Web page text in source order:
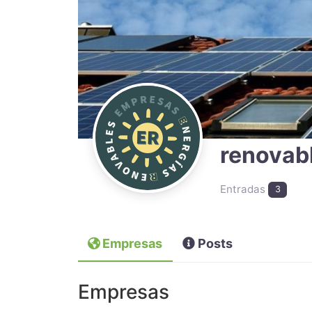
Entradas 3
Empresas Posts
Empresas